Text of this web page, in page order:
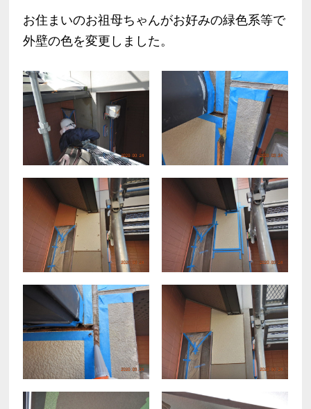
お住まいのお祖母ちゃんがお好みの緑色系等で
外壁の色を変更しました。